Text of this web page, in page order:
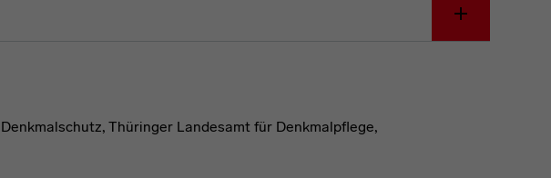
Thüringer Landesamt für Denkmalpflege,